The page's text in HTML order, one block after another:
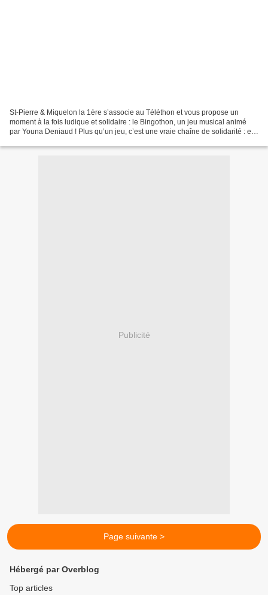
St-Pierre & Miquelon la 1ère s’associe au Téléthon et vous propose un
moment à la fois ludique et solidaire : le Bingothon, un jeu musical animé
par Youna Deniaud ! Plus qu’un jeu, c’est une vraie chaîne de solidarité : en
Publicité
Page suivante >
Hébergé par Overblog
Top articles